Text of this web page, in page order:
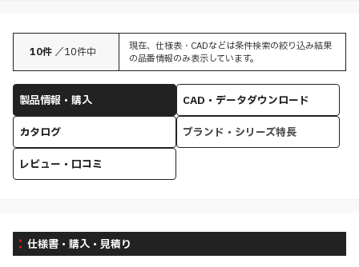
10件 ／10件中
現在、仕様表・CADなどは条件検索の絞り込み結果
の品番情報のみ表示しています。
製品情報・購入
CAD・データダウンロード
カタログ
ブランド・シリーズ特長
レビュー・口コミ
仕様書・購入・見積り